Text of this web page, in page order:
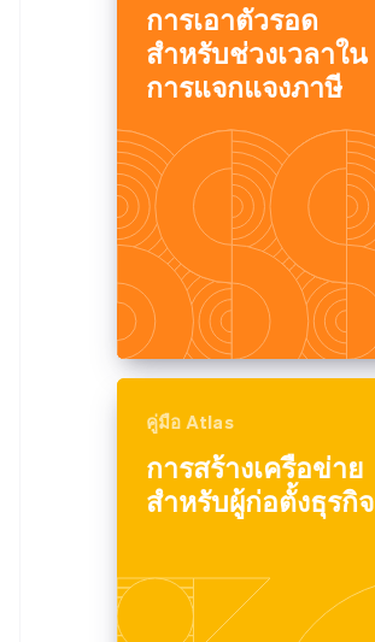
การเอาตัวรอด
สำหรับช่วงเวลาใน
การแจกแจงภาษี
คู่มือ Atlas
การสร้างเครือข่าย
สำหรับผู้ก่อตั้งธุรกิจ